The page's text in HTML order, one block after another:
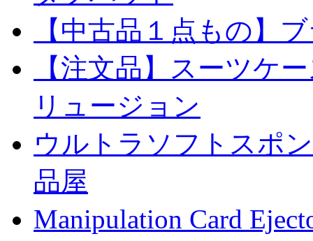
【中古品１点もの】
【注文品】スーツケ
リュージョン
ウルトラソフトスポ
品屋
Manipulation Card